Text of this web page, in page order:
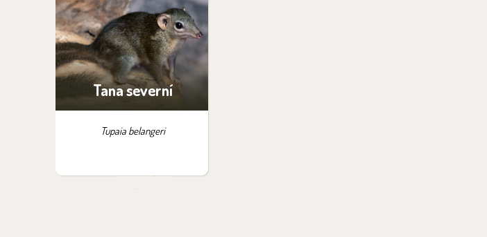
Tana severní
Tupaia belangeri